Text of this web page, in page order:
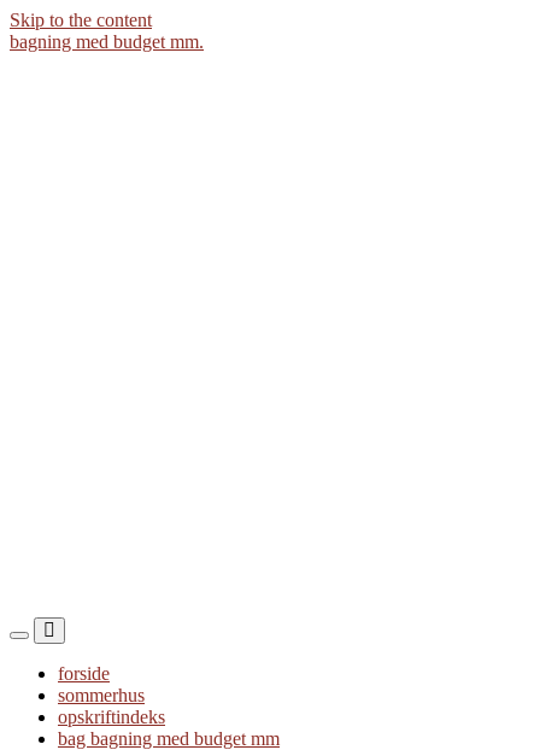
Skip to the content
bagning med budget mm.
Toggle
mobile
menu
Toggle
the
search
field
forside
sommerhus
opskriftindeks
bag bagning med budget mm